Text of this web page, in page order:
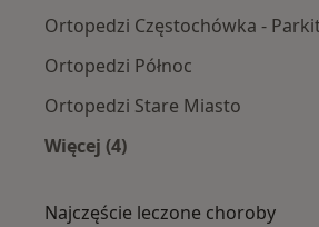
Ortopedzi Częstochówka -
Ortopedzi Północ
Ortopedzi Stare Miasto
Więcej (4)
Najczęście leczone choroby